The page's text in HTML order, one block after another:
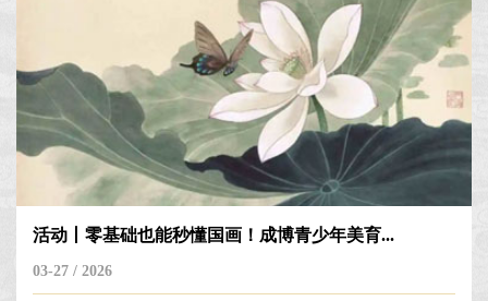
活动丨零基础也能秒懂国画！成博青少年美育...
03-27 / 2026